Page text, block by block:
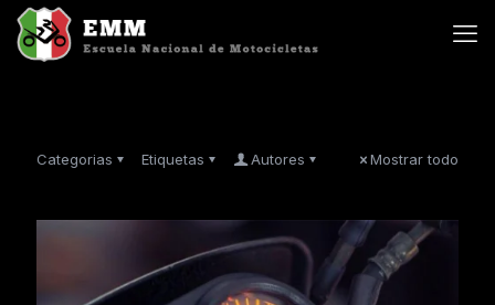
Categorias Etiquetas Autores Mostrar todo